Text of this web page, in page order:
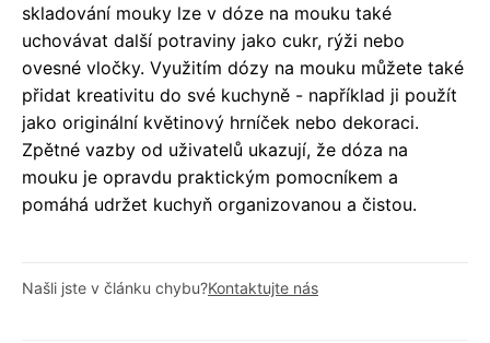
skladování mouky lze v dóze na mouku také
uchovávat další potraviny jako cukr, rýži nebo
ovesné vločky. Využitím dózy na mouku můžete také
přidat kreativitu do své kuchyně - například ji použít
jako originální květinový hrníček nebo dekoraci.
Zpětné vazby od uživatelů ukazují, že dóza na
mouku je opravdu praktickým pomocníkem a
pomáhá udržet kuchyň organizovanou a čistou.
Našli jste v článku chybu?Kontaktujte nás